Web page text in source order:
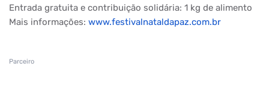
Entrada gratuita e contribuição solidária: 1 kg de alimento
Mais informações: www.festivalnataldapaz.com.br
Parceiro